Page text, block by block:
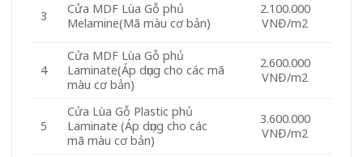
3
Cửa MDF Lùa Gỗ phủ
Melamine(Mã màu cơ bản)
2.100.000
VNĐ/m2
4
Cửa MDF Lùa Gỗ phủ
Laminate(Áp dụng cho các mã
màu cơ bản)
2.600.000
VNĐ/m2
5
Cửa Lùa Gỗ Plastic phủ
Laminate (Áp dụng cho các
mã màu cơ bản)
3.600.000
VNĐ/m2